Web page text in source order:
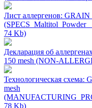
Лист аллергенов:
74 Kb)
Декларация об
150 mesh (NON-
Технологическая
mesh
78 Kb)